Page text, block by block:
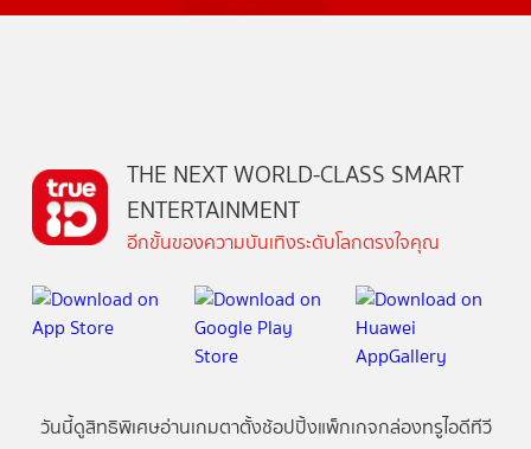
THE NEXT WORLD-CLASS SMART
ENTERTAINMENT
อีกขั้นของความบันเทิงระดับโลกตรงใจคุณ
วันนี้ดูสิทธิพิเศษอ่านเกมตาตั้งช้อปปิ้งแพ็กเกจกล่องทรูไอดีทีวี